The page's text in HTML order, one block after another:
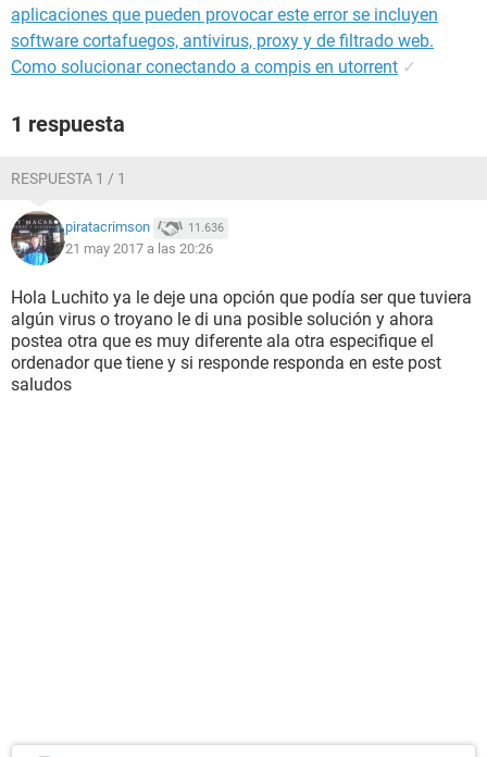
aplicaciones que pueden provocar este error se incluyen
software cortafuegos, antivirus, proxy y de filtrado web.
Como solucionar conectando a compis en utorrent ✓
1 respuesta
RESPUESTA 1 / 1
piratacrimson 11.636
21 may 2017 a las 20:26
Hola Luchito ya le deje una opción que podía ser que tuviera
algún virus o troyano le di una posible solución y ahora
postea otra que es muy diferente ala otra especifique el
ordenador que tiene y si responde responda en este post
saludos